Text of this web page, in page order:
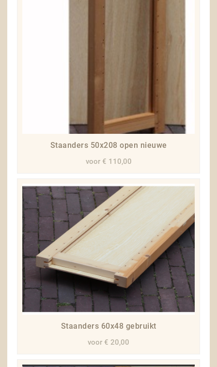
Staanders 50x208 open nieuwe
voor € 110,00
Staanders 60x48 gebruikt
voor € 20,00